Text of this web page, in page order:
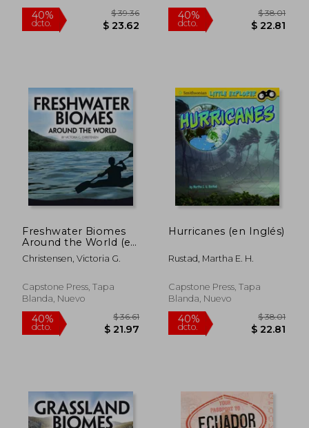
40%
dcto.
$ 41.81
$ 25.09
40%
Freshwater Biomes
Around the World (en
Inglés)
Christensen, Victoria G.
Capstone Press, Tapa
Blanda, Nuevo
Hurricanes (en Inglés)
Rustad, Martha E. H.
Capstone Press, Tapa
Blanda, Nuevo